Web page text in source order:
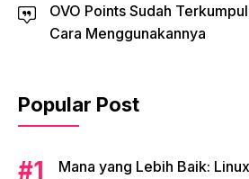
OVO Points Sudah
Cara Menggunakannya
Popular Post
Mana yang Lebih Baik: